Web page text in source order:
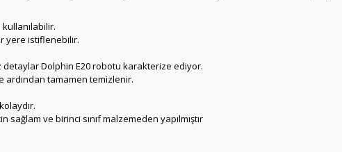
yere istiflenebilir.
Dolphin E20 robotu karakterize ediyor.
ardından tamamen temizlenir.
ve birinci sınıf malzemeden yapılmıştır